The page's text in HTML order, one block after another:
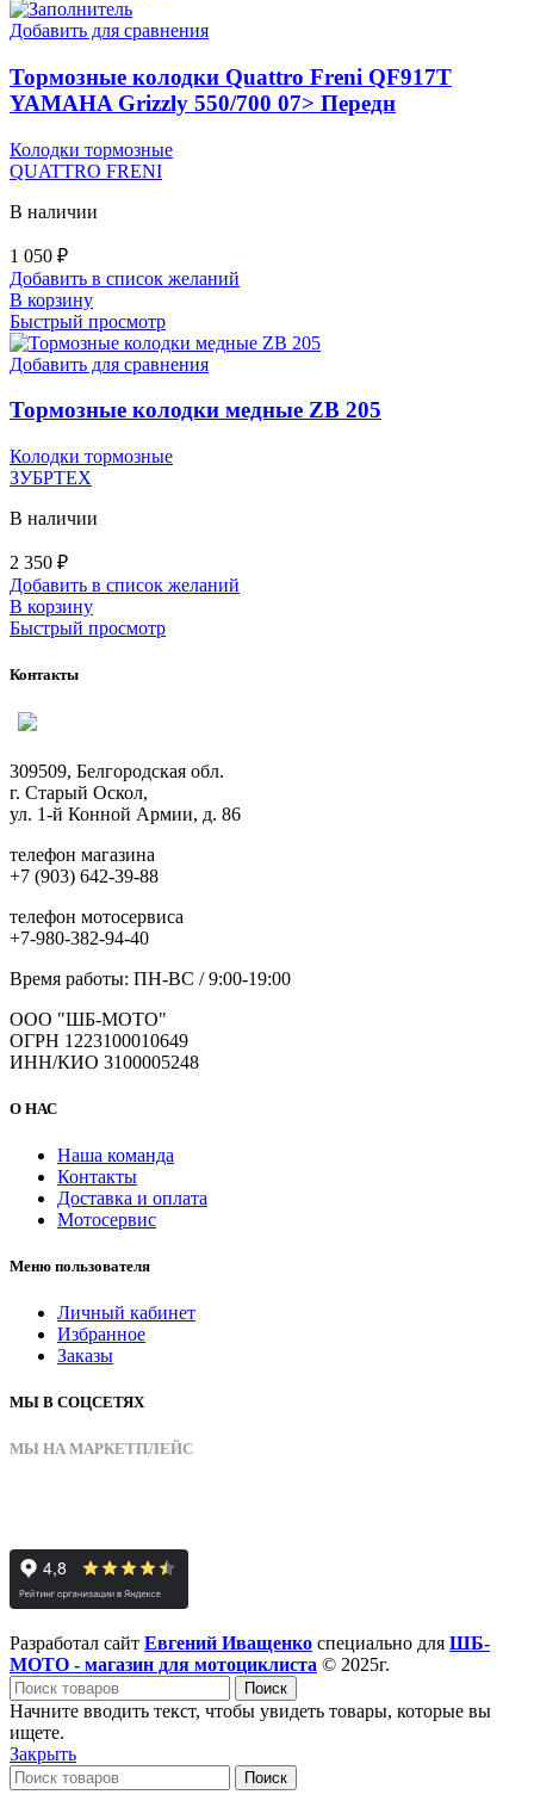
Добавить для сравнения
Тормозные колодки Quattro Freni QF917T
YAMAHA Grizzly 550/700 07> Передн
Колодки тормозные
QUATTRO FRENI
В наличии
1 050 ₽
Добавить в список желаний
В корзину
Быстрый просмотр
Добавить для сравнения
Тормозные колодки медные ZB 205
Колодки тормозные
ЗУБРТЕХ
В наличии
2 350 ₽
Добавить в список желаний
В корзину
Быстрый просмотр
Контакты
309509, Белгородская обл.
г. Старый Оскол,
ул. 1-й Конной Армии, д. 86
телефон магазина
+7 (903) 642-39-88
телефон мотосервиса
+7-980-382-94-40
Время работы: ПН-ВС / 9:00-19:00
ООО "ШБ-МОТО"
ОГРН 1223100010649
ИНН/КИО 3100005248
О НАС
Наша команда
Контакты
Доставка и оплата
Мотосервис
Меню пользователя
Личный кабинет
Избранное
Заказы
МЫ В СОЦСЕТЯХ
МЫ НА МАРКЕТПЛЕЙС
Разработал сайт Евгений Иващенко специально для ШБ-
МОТО - магазин для мотоциклиста © 2025г.
Поиск
Начните вводить текст, чтобы увидеть товары, которые вы
ищете.
Закрыть
Поиск